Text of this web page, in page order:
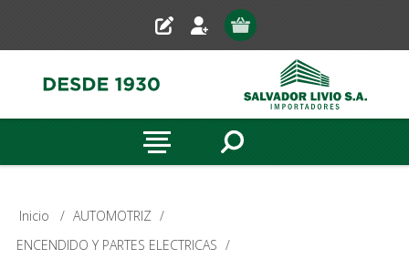
Inicio / AUTOMOTRIZ /
ENCENDIDO Y PARTES ELECTRICAS /